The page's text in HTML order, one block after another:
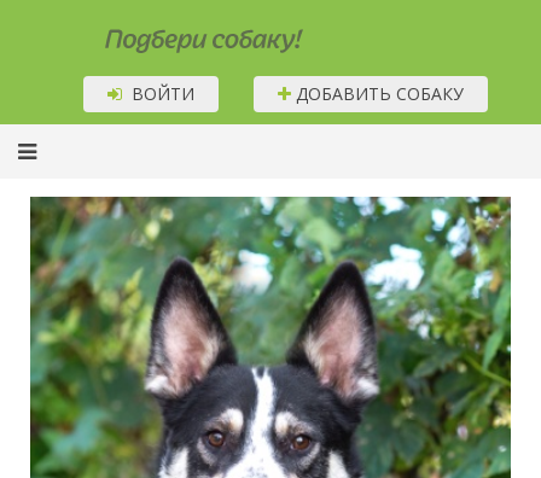
Подбери собаку!
ВОЙТИ ДОБАВИТЬ СОБАКУ